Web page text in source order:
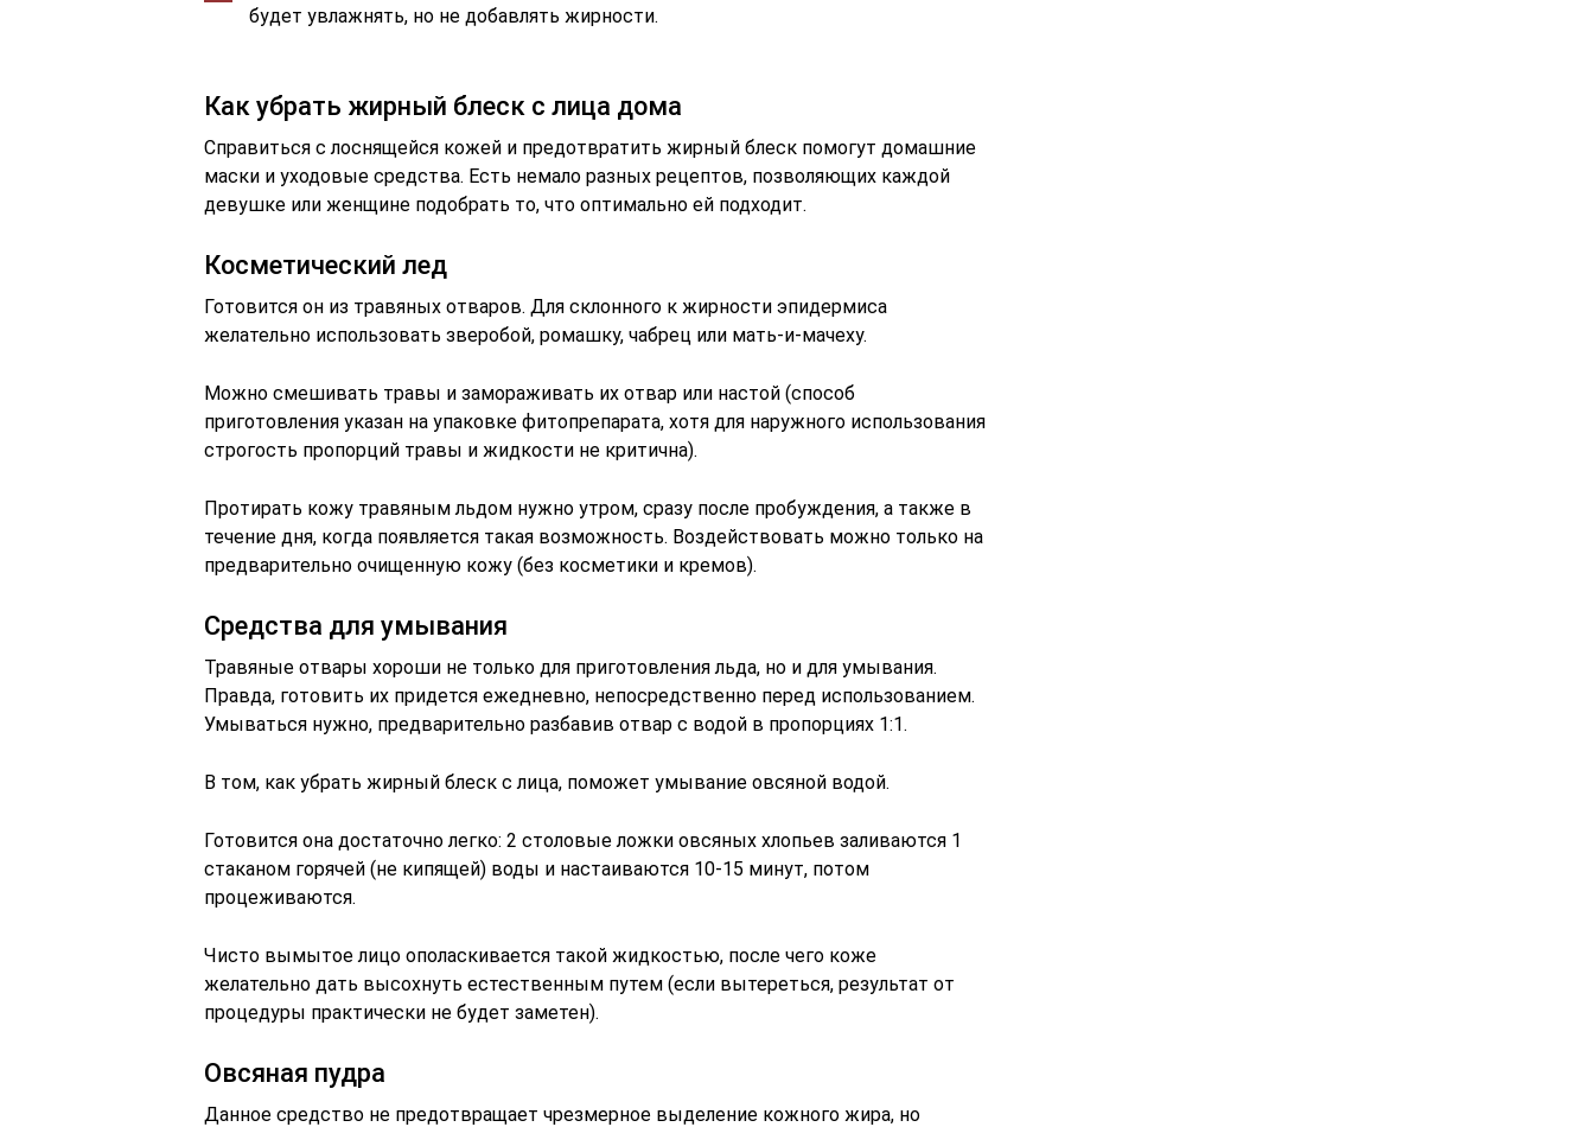
будет увлажнять, но не добавлять жирности.
Как убрать жирный блеск с лица дома
Справиться с лоснящейся кожей и предотвратить жирный блеск помогут домашние
маски и уходовые средства. Есть немало разных рецептов, позволяющих каждой
девушке или женщине подобрать то, что оптимально ей подходит.
Косметический лед
Готовится он из травяных отваров. Для склонного к жирности эпидермиса
желательно использовать зверобой, ромашку, чабрец или мать-и-мачеху.
Можно смешивать травы и замораживать их отвар или настой (способ
приготовления указан на упаковке фитопрепарата, хотя для наружного использования
строгость пропорций травы и жидкости не критична).
Протирать кожу травяным льдом нужно утром, сразу после пробуждения, а также в
течение дня, когда появляется такая возможность. Воздействовать можно только на
предварительно очищенную кожу (без косметики и кремов).
Средства для умывания
Травяные отвары хороши не только для приготовления льда, но и для умывания.
Правда, готовить их придется ежедневно, непосредственно перед использованием.
Умываться нужно, предварительно разбавив отвар с водой в пропорциях 1:1.
В том, как убрать жирный блеск с лица, поможет умывание овсяной водой.
Готовится она достаточно легко: 2 столовые ложки овсяных хлопьев заливаются 1
стаканом горячей (не кипящей) воды и настаиваются 10-15 минут, потом
процеживаются.
Чисто вымытое лицо ополаскивается такой жидкостью, после чего коже
желательно дать высохнуть естественным путем (если вытереться, результат от
процедуры практически не будет заметен).
Овсяная пудра
Данное средство не предотвращает чрезмерное выделение кожного жира, но